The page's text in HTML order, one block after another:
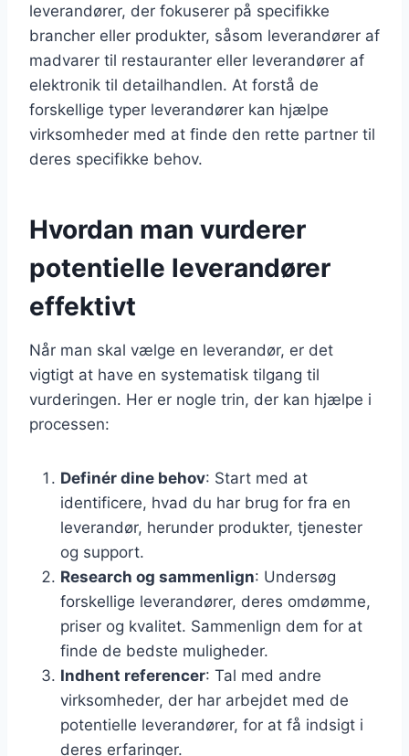
leverandører, der fokuserer på specifikke
brancher eller produkter, såsom leverandører af
madvarer til restauranter eller leverandører af
elektronik til detailhandlen. At forstå de
forskellige typer leverandører kan hjælpe
virksomheder med at finde den rette partner til
deres specifikke behov.
Hvordan man vurderer
potentielle leverandører
effektivt
Når man skal vælge en leverandør, er det
vigtigt at have en systematisk tilgang til
vurderingen. Her er nogle trin, der kan hjælpe i
processen:
Definér dine behov: Start med at
identificere, hvad du har brug for fra en
leverandør, herunder produkter, tjenester
og support.
Research og sammenlign: Undersøg
forskellige leverandører, deres omdømme,
priser og kvalitet. Sammenlign dem for at
finde de bedste muligheder.
Indhent referencer: Tal med andre
virksomheder, der har arbejdet med de
potentielle leverandører, for at få indsigt i
deres erfaringer.